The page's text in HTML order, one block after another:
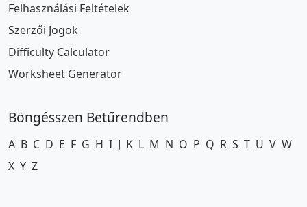
Felhasználási Feltételek
Szerzői Jogok
Difficulty Calculator
Worksheet Generator
Böngésszen Betűrendben
A B C D E F G H I J K L M N O P Q R S T U V W
X Y Z